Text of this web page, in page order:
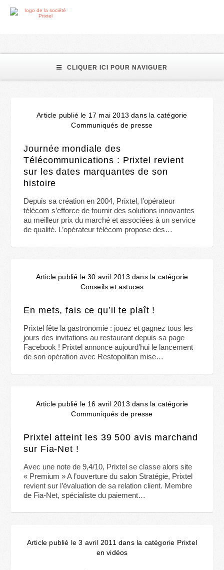
CLIQUER ICI POUR NAVIGUER
opérateur télécom
Article publié le 17 mai 2013 dans la catégorie
Communiqués de presse
Journée mondiale des
Télécommunications : Prixtel revient
sur les dates marquantes de son
histoire
Depuis sa création en 2004, Prixtel, l’opérateur
télécom s’efforce de fournir des solutions innovantes
au meilleur prix du marché et associées à un service
de qualité. L’opérateur télécom propose des…
Article publié le 30 avril 2013 dans la catégorie
Conseils et astuces
En mets, fais ce qu’il te plaît !
Prixtel fête la gastronomie : jouez et gagnez tous les
jours des invitations au restaurant depuis sa page
Facebook ! Prixtel annonce aujourd’hui le lancement
de son opération avec Restopolitan mise…
Article publié le 16 avril 2013 dans la catégorie
Communiqués de presse
Prixtel atteint les 39 500 avis marchand
sur Fia-Net !
Avec une note de 9,4/10, Prixtel se classe alors site
« Premium » A l’ouverture du salon Stratégie, Prixtel
revient sur l’évaluation de sa relation client. Membre
de Fia-Net, spécialiste du paiement…
Article publié le 3 avril 2011 dans la catégorie Prixtel
en vidéos